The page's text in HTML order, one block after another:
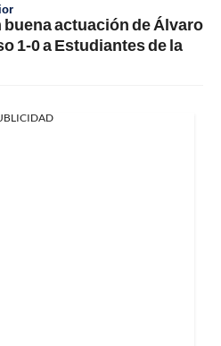
actuación de Álvaro
1-0 a Estudiantes de la